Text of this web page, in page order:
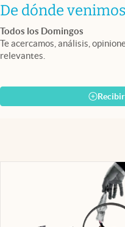
De dónde
Todos los Domingos
Te acercamos, análisis,
relevantes.